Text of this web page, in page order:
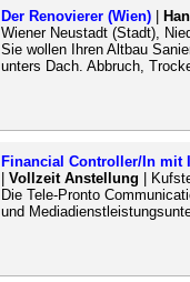
Der Renovierer (Wien)
Wiener Neustadt (Stadt),
Sie wollen Ihren Altbau
unters Dach. Abbruch,
Financial Controller/In mit
Vollzeit Anstellung |
Die Tele-Pronto
und